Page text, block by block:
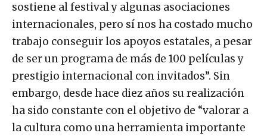
sostiene al festival y algunas asociaciones
internacionales, pero sí nos ha costado mucho
trabajo conseguir los apoyos estatales, a pesar
de ser un programa de más de 100 películas y
prestigio internacional con invitados”. Sin
embargo, desde hace diez años su realización
ha sido constante con el objetivo de “valorar a
la cultura como una herramienta importante